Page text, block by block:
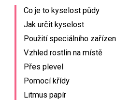
Co je to kyselost půdy
Jak určit kyselost
Použití speciálního
Vzhled rostlin na místě
Přes plevel
Pomocí křídy
Litmus papír